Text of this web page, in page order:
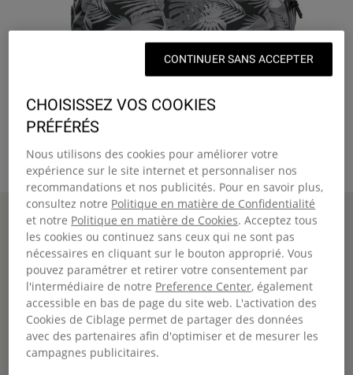
Page d'accueil
PADDED PAK'R
New Arrivals
PADDED PAK'R
Sac à dos moyen avec housse pour ordinateur portable 14 pouces
€55,00
Couleur : Brize RetroDark
+10
Taille:H40 x L30 x P18 | 24 Litre
CHOISISSEZ VOS COOKIES
PRÉFÉRÉS
Nous utilisons des cookies pour améliorer votre
expérience sur le site internet et personnaliser nos
recommandations et nos publicités. Pour en savoir plus,
consultez notre Politique en matière de Confidentialité
et notre Politique en matière de Cookies. Acceptez tous
les cookies ou continuez sans ceux qui ne sont pas
nécessaires en cliquant sur le bouton approprié. Vous
pouvez paramétrer et retirer votre consentement par
l'intermédiaire de notre Preference Center, également
accessible en bas de page du site web. L'activation des
Cookies de Ciblage permet de partager des données
avec des partenaires afin d'optimiser et de mesurer les
campagnes publicitaires.
CONTINUER SANS ACCEPTER